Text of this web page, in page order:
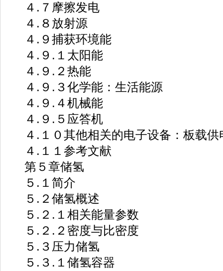
４.７摩擦发电
４.８放射源
４.９捕获环境能
４.９.１太阳能
４.９.２热能
４.９.３化学能：生活能源
４.９.４机械能
４.９.５应答机
４.１０其他相关的电子设备：板载供
４.１１参考文献
第５章储氢
５.１简介
５.２储氢概述
５.２.１相关能量参数
５.２.２密度与比密度
５.３压力储氢
５.３.１储氢容器